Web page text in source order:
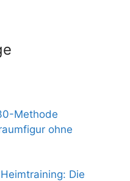
Methode
ohne
Die